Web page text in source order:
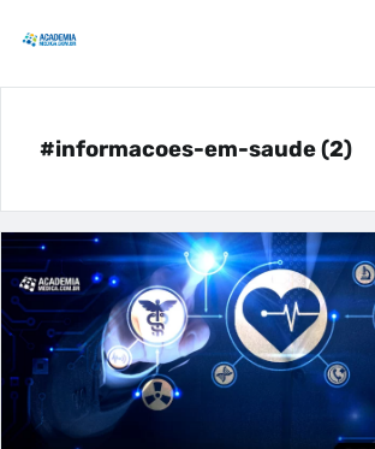
#informacoes-em-saude (2)